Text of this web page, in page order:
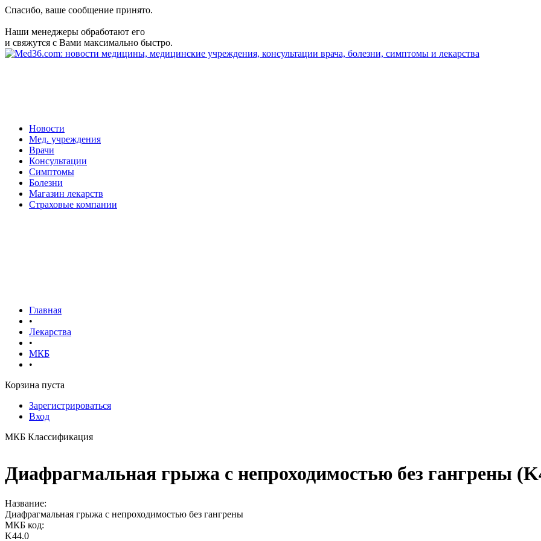
Спасибо, ваше сообщение принято.
Наши менеджеры обработают его
и свяжутся с Вами максимально быстро.
Новости
Мед. учреждения
Врачи
Консультации
Симптомы
Болезни
Магазин лекарств
Страховые компании
Главная
•
Лекарства
•
МКБ
•
Корзина пуста
Зарегистрироваться
Вход
МКБ Классификация
Диафрагмальная грыжа с непроходимостью без гангрены
Название:
Диафрагмальная грыжа с непроходимостью без гангрены
МКБ код:
K44.0